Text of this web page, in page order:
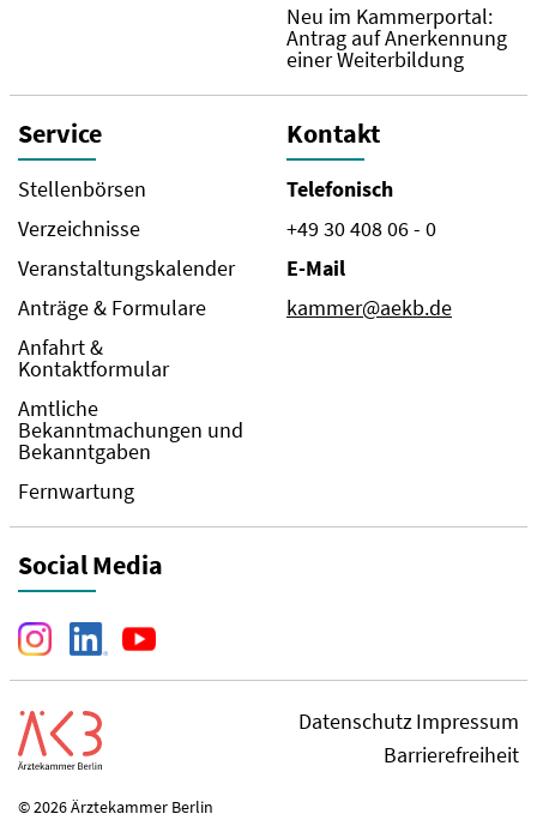
Neu im Kammerportal:
Antrag auf Anerkennung
einer Weiterbildung
Service
Stellenbörsen
Verzeichnisse
Veranstaltungskalender
Anträge & Formulare
Anfahrt &
Kontaktformular
Amtliche
Bekanntmachungen und
Bekanntgaben
Fernwartung
Kontakt
Telefonisch
+49 30 408 06 - 0
E-Mail
kammer@aekb.de
Social Media
DatenschutzImpressum
Barrierefreiheit
© 2026 Ärztekammer Berlin